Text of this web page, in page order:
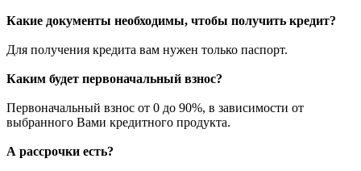
Какие документы необходимы, чтобы получить кредит?
Для получения кредита вам нужен только паспорт.
Каким будет первоначальный взнос?
Первоначальный взнос от 0 до 90%, в зависимости от
выбранного Вами кредитного продукта.
А рассрочки есть?